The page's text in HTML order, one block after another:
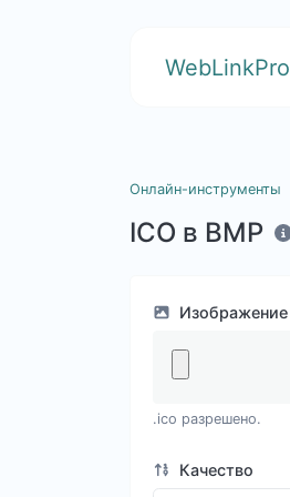
WebLinkPro
Онлайн-инструменты
ICO в BMP
Изображение
.ico разрешено.
Качество